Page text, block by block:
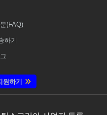
(FAQ)
하기
원하기